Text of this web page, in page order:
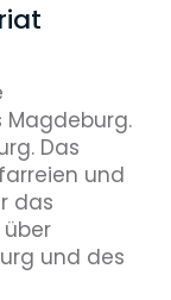
Magdeburg.
Das
und
das
und des